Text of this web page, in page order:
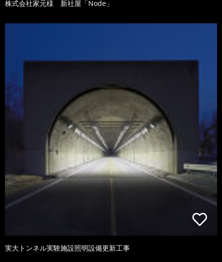
株式会社家元様 新社屋「Node」
実大トンネル実験施設照明設備更新工事